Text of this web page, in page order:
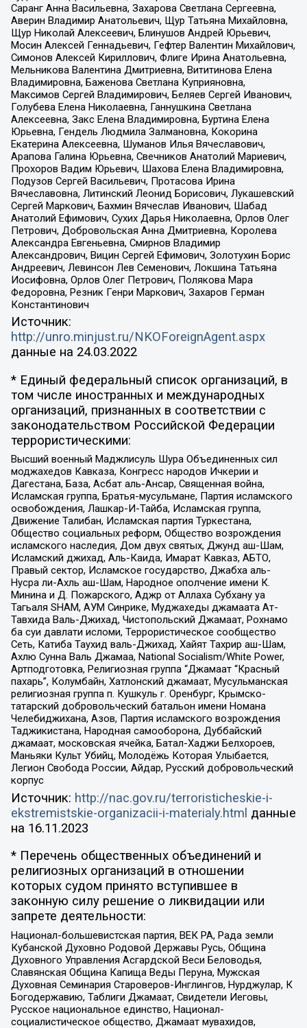
Саранг Анна Васильевна, Захарова Светлана Сергеевна,
Аверин Владимир Анатольевич, Щур Татьяна Михайловна,
Щур Николай Алексеевич, Блинушов Андрей Юрьевич,
Мосин Алексей Геннадьевич, Гефтер Валентин Михайлович,
Симонов Алексей Кириллович, Флиге Ирина Анатольевна,
Мельникова Валентина Дмитриевна, Вититинова Елена
Владимировна, Баженова Светлана Куприяновна,
Максимов Сергей Владимирович, Беляев Сергей Иванович,
Голубева Елена Николаевна, Ганнушкина Светлана
Алексеевна, Закс Елена Владимировна, Буртина Елена
Юрьевна, Гендель Людмила Залмановна, Кокорина
Екатерина Алексеевна, Шуманов Илья Вячеславович,
Арапова Галина Юрьевна, Свечников Анатолий Мариевич,
Прохоров Вадим Юрьевич, Шахова Елена Владимировна,
Подузов Сергей Васильевич, Протасова Ирина
Вячеславовна, Литинский Леонид Борисович, Лукашевский
Сергей Маркович, Бахмин Вячеслав Иванович, Шабад
Анатолий Ефимович, Сухих Дарья Николаевна, Орлов Олег
Петрович, Добровольская Анна Дмитриевна, Королева
Александра Евгеньевна, Смирнов Владимир
Александрович, Вицин Сергей Ефимович, Золотухин Борис
Андреевич, Левинсон Лев Семенович, Локшина Татьяна
Иосифовна, Орлов Олег Петрович, Полякова Мара
Федоровна, Резник Генри Маркович, Захаров Герман
Константинович
Источник:
http://unro.minjust.ru/NKOForeignAgent.aspx
данные на 24.03.2022
* Единый федеральный список организаций, в
том числе иностранных и международных
организаций, признанных в соответствии с
законодательством Российской Федерации
террористическими:
Высший военный Маджлисуль Шура Объединенных сил
моджахедов Кавказа, Конгресс народов Ичкерии и
Дагестана, База, Асбат аль-Ансар, Священная война,
Исламская группа, Братья-мусульмане, Партия исламского
освобождения, Лашкар-И-Тайба, Исламская группа,
Движение Талибан, Исламская партия Туркестана,
Общество социальных реформ, Общество возрождения
исламского наследия, Дом двух святых, Джунд аш-Шам,
Исламский джихад, Аль-Каида, Имарат Кавказ, АБТО,
Правый сектор, Исламское государство, Джабха аль-
Нусра ли-Ахль аш-Шам, Народное ополчение имени К.
Минина и Д. Пожарского, Аджр от Аллаха Субхану уа
Тагьаля SHAM, АУМ Синрике, Муджахеды джамаата Ат-
Тавхида Валь-Джихад, Чистопольский Джамаат, Рохнамо
ба суи давлати исломи, Террористическое сообщество
Сеть, Катиба Таухид валь-Джихад, Хайят Тахрир аш-Шам,
Ахлю Сунна Валь Джамаа, National Socialism/White Power,
Артподготовка, Религиозная группа “Джамаат “Красный
пахарь”, Колумбайн, Хатлонский джамаат, Мусульманская
религиозная группа п. Кушкуль г. Оренбург, Крымско-
татарский добровольческий батальон имени Номана
Челебиджихана, Азов, Партия исламского возрождения
Таджикистана, Народная самооборона, Дуббайский
джамаат, московская ячейка, Батал-Хаджи Белхороев,
Маньяки Культ Убийц, Молодёжь Которая Улыбается,
Легион Свобода России, Айдар, Русский добровольческий
корпус
Источник: http://nac.gov.ru/terroristicheskie-i-
ekstremistskie-organizacii-i-materialy.html данные
на 16.11.2023
* Перечень общественных объединений и
религиозных организаций в отношении
которых судом принято вступившее в
законную силу решение о ликвидации или
запрете деятельности:
Национал-большевистская партия, ВЕК РА, Рада земли
Кубанской Духовно Родовой Державы Русь, Община
Духовного Управления Асгардской Веси Беловодья,
Славянская Община Капища Веды Перуна, Мужская
Духовная Семинария Староверов-Инглингов, Нурджулар, К
Богодержавию, Таблиги Джамаат, Свидетели Иеговы,
Русское национальное единство, Национал-
социалистическое общество, Джамаат мувахидов,